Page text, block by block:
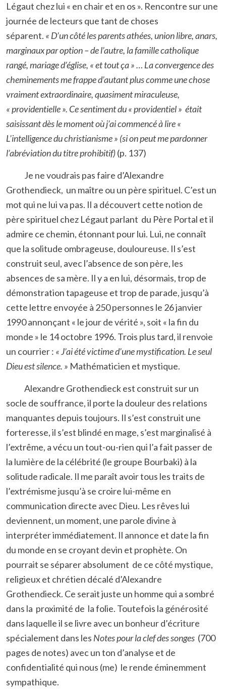
Légaut chez lui « en chair et en os ». Rencontre sur une
journée de lecteurs que tant de choses
séparent. « D’un côté les parents athées, union libre, anars,
marginaux par option – de l’autre, la famille catholique
rangé, mariage d’église, « et tout ça » … La convergence des
cheminements me frappe d’autant plus comme une chose
vraiment extraordinaire, quasiment miraculeuse,
« providentielle ». Ce sentiment du « providentiel » était
saisissant dès le moment où j’ai commencé à lire «
L’intelligence du christianisme » (si on peut me pardonner
l’abréviation du titre prohibitif)(p. 137)
Je ne voudrais pas faire d’Alexandre
Grothendieck, un maître ou un père spirituel. C’est un
mot qui ne lui va pas. Il a découvert cette notion de
père spirituel chez Légaut parlant du Père Portal et il
admire ce chemin, étonnant pour lui. Lui, ne connaît
que la solitude ombrageuse, douloureuse. Il s’est
construit seul, avec l’absence de son père, les
absences de sa mère. Il y a en lui, désormais, trop de
démonstration tapageuse et trop de parade, jusqu’à
cette lettre envoyée à 250 personnes le 26 janvier
1990 annonçant « le jour de vérité », soit « la fin du
monde » le 14 octobre 1996. Trois plus tard, il renvoie
un courrier : « J’ai été victime d’une mystification. Le seul
Dieu est silence. » Mathématicien et mystique.
Alexandre Grothendieck est construit sur un
socle de souffrance, il porte la douleur des relations
manquantes depuis toujours. Il s’est construit une
forteresse, il s’est blindé en mage, s’est marginalisé à
l’extrême, a vécu un tout-ou-rien qui l’a fait passer de
la lumière de la célébrité (le groupe Bourbaki) à la
solitude radicale. Il me paraît avoir tous les traits de
l’extrémisme jusqu’à se croire lui-même en
communication directe avec Dieu. Les rêves lui
deviennent, un moment, une parole divine à
interpréter immédiatement. Il annonce et date la fin
du monde en se croyant devin et prophète. On
pourrait se séparer absolument de ce côté mystique,
religieux et chrétien décalé d’Alexandre
Grothendieck. Ce serait juste un homme qui a sombré
dans la proximité de la folie. Toutefois la générosité
dans laquelle il se livre avec un bonheur d’écriture
spécialement dans les Notes pour la clef des songes (700
pages de notes) avec un ton d’analyse et de
confidentialité qui nous (me) le rende éminemment
sympathique.